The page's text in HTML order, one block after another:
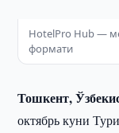
HotelPro Hub —
формати
Тошкент,
октябрь куни